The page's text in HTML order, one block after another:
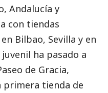
Andalucía y
con tiendas
Bilbao, Sevilla y en
ha pasado a
de Gracia,
primera tienda de